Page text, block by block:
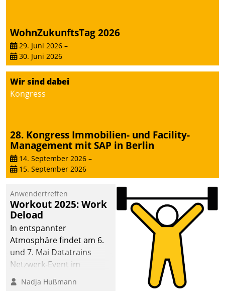
WohnZukunftsTag 2026
29. Juni 2026 –
30. Juni 2026
Wir sind dabei
Kongress
28. Kongress Immobilien- und Facility-
Management mit SAP in Berlin
14. September 2026 –
15. September 2026
Anwendertreffen
Workout 2025: Work
Deload
In entspannter
Atmosphäre findet am 6.
und 7. Mai Datatrains
Netzwerk-Event im
Kunden- und Partnerkreis
statt. Zentrale Frage: Wie
Nadja Hußmann